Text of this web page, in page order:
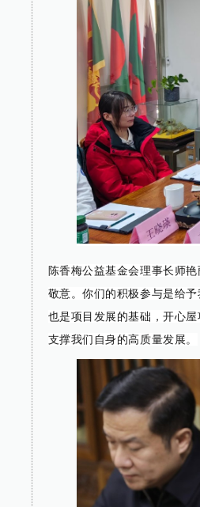
陈香梅公益基金会理事长师
敬意。你们的积极参与是给
也是项目发展的基础，开心
支撑我们自身的高质量发展。